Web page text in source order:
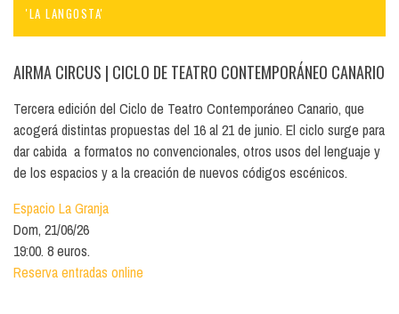
'LA LANGOSTA'
AIRMA CIRCUS | CICLO DE TEATRO CONTEMPORÁNEO CANARIO
Tercera edición del Ciclo de Teatro Contemporáneo Canario, que
acogerá distintas propuestas del 16 al 21 de junio. El ciclo surge para
dar cabida a formatos no convencionales, otros usos del lenguaje y
de los espacios y a la creación de nuevos códigos escénicos.
Espacio La Granja
Dom, 21/06/26
19:00. 8 euros.
Reserva entradas online